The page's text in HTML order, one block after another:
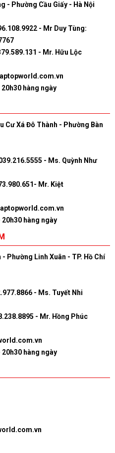
- Phường Cầu Giấy - Hà Nội
- Mr Duy Tùng:
- Mr. Hữu Lộc
hàng ngày
Cư Xá Đô Thành - Phường Bàn
- Ms. Quỳnh Như
Mr. Kiệt
20h30 hàng ngày
- Phường Linh Xuân - TP. Hồ Chí
- Ms. Tuyết Nhi
- Mr. Hồng Phúc
20h30 hàng ngày